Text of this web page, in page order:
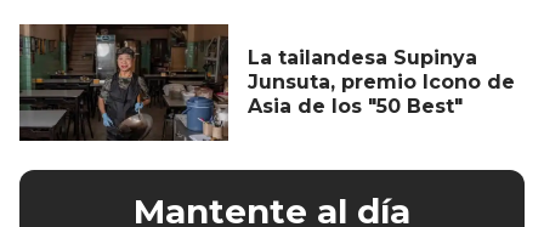
La tailandesa Supinya
Junsuta, premio Icono de
Asia de los "50 Best"
Mantente al día